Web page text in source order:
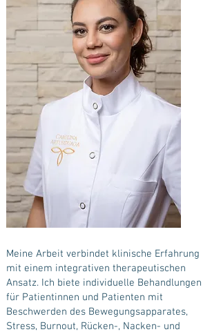
Meine Arbeit verbindet klinische Erfahrung
mit einem integrativen therapeutischen
Ansatz. Ich biete individuelle Behandlungen
für Patientinnen und Patienten mit
Beschwerden des Bewegungsapparates,
Stress, Burnout, Rücken-, Nacken- und